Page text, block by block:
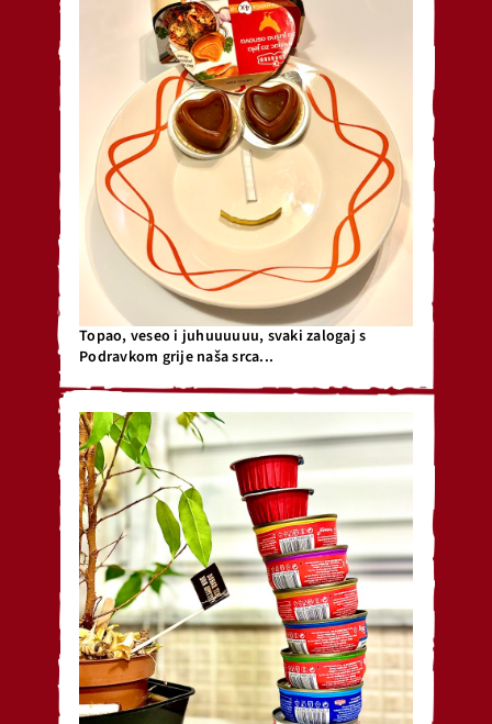
Topao, veseo i juhuuuuuu, svaki zalogaj s
Podravkom grije naša srca...